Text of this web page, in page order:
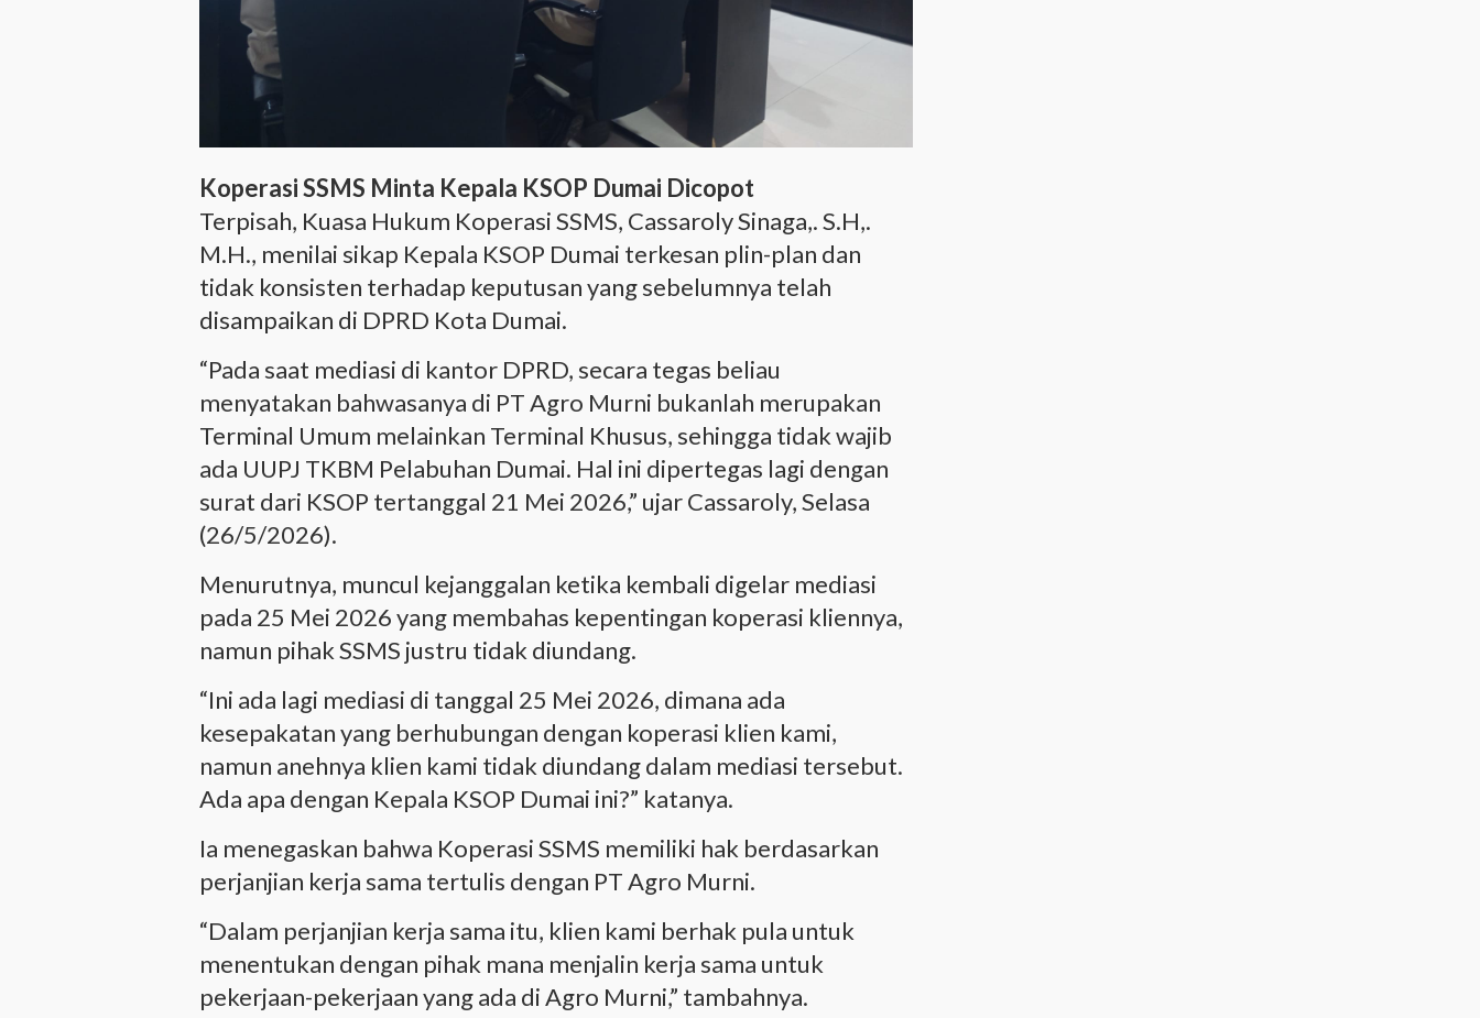
Koperasi SSMS Minta Kepala KSOP Dumai Dicopot
Terpisah, Kuasa Hukum Koperasi SSMS, Cassaroly Sinaga,. S.H,.
M.H., menilai sikap Kepala KSOP Dumai terkesan plin-plan dan
tidak konsisten terhadap keputusan yang sebelumnya telah
disampaikan di DPRD Kota Dumai.
“Pada saat mediasi di kantor DPRD, secara tegas beliau
menyatakan bahwasanya di PT Agro Murni bukanlah merupakan
Terminal Umum melainkan Terminal Khusus, sehingga tidak wajib
ada UUPJ TKBM Pelabuhan Dumai. Hal ini dipertegas lagi dengan
surat dari KSOP tertanggal 21 Mei 2026,” ujar Cassaroly, Selasa
(26/5/2026).
Menurutnya, muncul kejanggalan ketika kembali digelar mediasi
pada 25 Mei 2026 yang membahas kepentingan koperasi kliennya,
namun pihak SSMS justru tidak diundang.
“Ini ada lagi mediasi di tanggal 25 Mei 2026, dimana ada
kesepakatan yang berhubungan dengan koperasi klien kami,
namun anehnya klien kami tidak diundang dalam mediasi tersebut.
Ada apa dengan Kepala KSOP Dumai ini?” katanya.
Ia menegaskan bahwa Koperasi SSMS memiliki hak berdasarkan
perjanjian kerja sama tertulis dengan PT Agro Murni.
“Dalam perjanjian kerja sama itu, klien kami berhak pula untuk
menentukan dengan pihak mana menjalin kerja sama untuk
pekerjaan-pekerjaan yang ada di Agro Murni,” tambahnya.